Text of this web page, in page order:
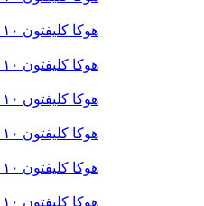
هوکا کلیفتون ۱۰
هوکا کلیفتون ۱۰
هوکا کلیفتون ۱۰
هوکا کلیفتون ۱۰
هوکا کلیفتون ۱۰
هوکا کلیفتون ۱۰